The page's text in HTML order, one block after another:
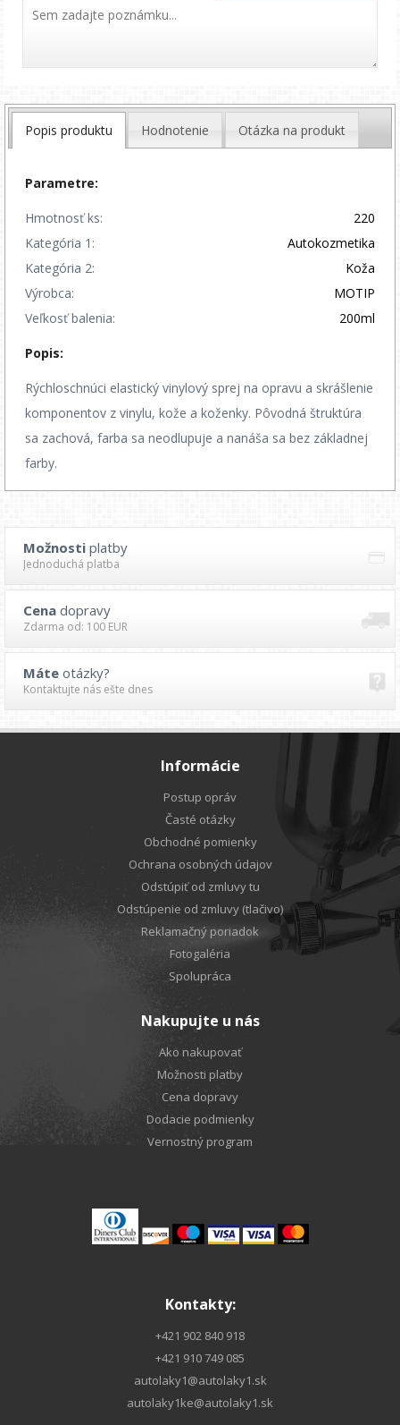
Popis produktu Hodnotenie Otázka na produkt
Parametre:
Hmotnosť ks:
220
Kategória 1:
Autokozmetika
Kategória 2:
Koža
Výrobca:
MOTIP
Veľkosť balenia:
200ml
Popis:
Rýchloschnúci elastický vinylový sprej na opravu a skrášlenie
komponentov z vinylu, kože a koženky. Pôvodná štruktúra
sa zachová, farba sa neodlupuje a nanáša sa bez základnej
farby.
Možnosti platby
Jednoduchá platba
Cena dopravy
Zdarma od: 100 EUR
Máte otázky?
Kontaktujte nás ešte dnes
Informácie
Postup opráv
Časté otázky
Obchodné pomienky
Ochrana osobných údajov
Odstúpiť od zmluvy tu
Odstúpenie od zmluvy (tlačivo)
Reklamačný poriadok
Fotogaléria
Spolupráca
Nakupujte u nás
Ako nakupovať
Možnosti platby
Cena dopravy
Dodacie podmienky
Vernostný program
Kontakty:
+421 902 840 918
+421 910 749 085
autolaky1@autolaky1.sk
autolaky1ke@autolaky1.sk